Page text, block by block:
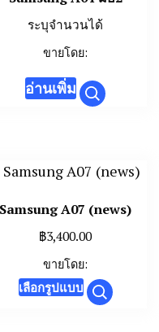
ระบุจำนวนได้
ขายโดย:
อ่านเพิ่ม
Samsung A07 (news)
฿3,400.00
ขายโดย:
เลือกรูปแบบ This
product